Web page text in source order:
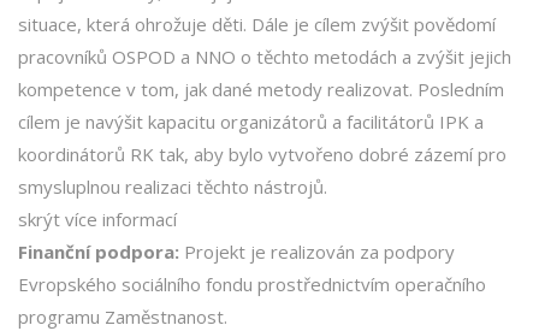
situace, která ohrožuje děti. Dále je cílem zvýšit povědomí
pracovníků OSPOD a NNO o těchto metodách a zvýšit jejich
kompetence v tom, jak dané metody realizovat. Posledním
cílem je navýšit kapacitu organizátorů a facilitátorů IPK a
koordinátorů RK tak, aby bylo vytvořeno dobré zázemí pro
smysluplnou realizaci těchto nástrojů.
skrýt více informací
Finanční podpora: Projekt je realizován za podpory
Evropského sociálního fondu prostřednictvím operačního
programu Zaměstnanost.